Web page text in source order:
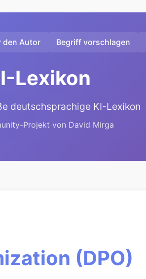
den Autor Begriff vorschlagen
Lexikon
deutschsprachige KI-Lexikon
Projekt von David Mirga
(DPO)